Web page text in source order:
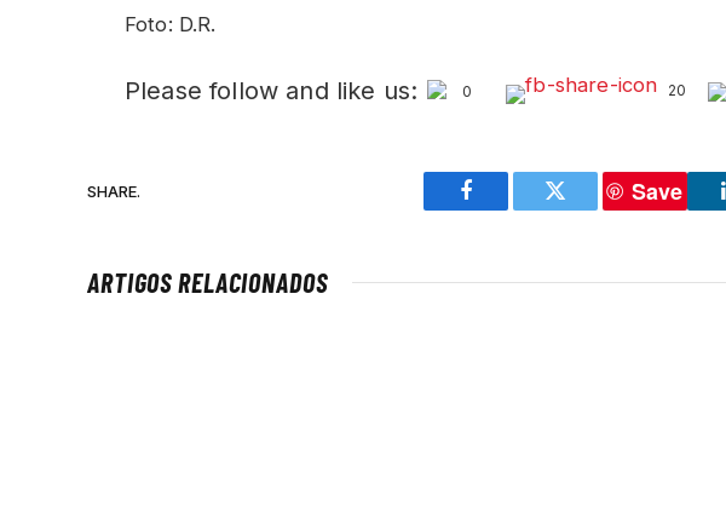
Foto: D.R.
Please follow and like us: 0 20
SHARE.
Facebook Twitter
Save
ARTIGOS RELACIONADOS